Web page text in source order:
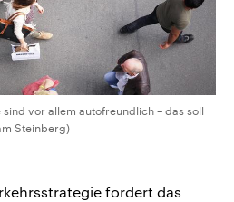
vor allem autofreundlich – das soll
Steinberg)
fordert das